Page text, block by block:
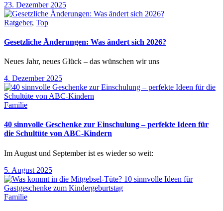
23. Dezember 2025
Ratgeber, Top
Gesetzliche Änderungen: Was ändert sich 2026?
Neues Jahr, neues Glück – das wünschen wir uns
4. Dezember 2025
Familie
40 sinnvolle Geschenke zur Einschulung – perfekte Ideen für
die Schultüte von ABC-Kindern
Im August und September ist es wieder so weit:
5. August 2025
Familie